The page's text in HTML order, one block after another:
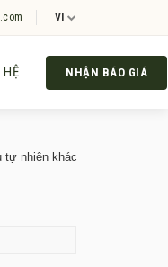
VI
HỆ NHẬN BÁO GIÁ
tự nhiên khác